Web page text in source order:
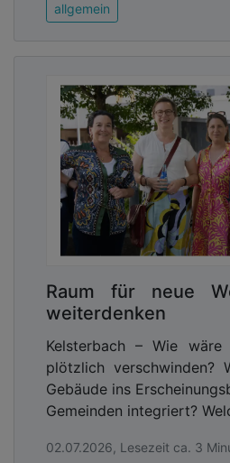
allgemein
Raum für neue
weiterdenken
Kelsterbach – Wie wäre
plötzlich verschwinden?
Gebäude ins
Gemeinden integriert?
02.07.2026, Lesezeit ca. 3